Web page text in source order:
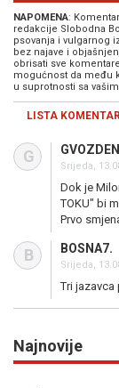
NAPOMENA:
redakcije Slobodna
psovanja i vulgarnog
bez najave i
obrisati sve
mogućnost da među
u suprotnosti sa
LISTA
G
Srijeda,
Dok je
TOKU" bi
Prvo
B BOSNA7.
Srijeda,
Tri jazavca
Najnovije